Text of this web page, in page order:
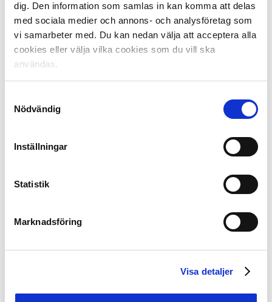
dig. Den information som samlas in kan komma att delas
med sociala medier och annons- och analysföretag som
vi samarbeter med. Du kan nedan välja att acceptera alla
cookies eller välja vilka cookies som du vill ska
användas.
Nödvändig
Inställningar
Statistik
Marknadsföring
Visa detaljer
Malmö FF
Östersunds FK
BP
Degerfors
GAIS
IK Frej